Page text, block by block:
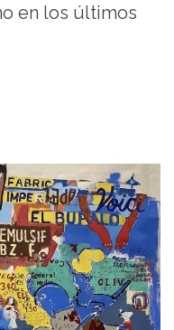
en los últimos